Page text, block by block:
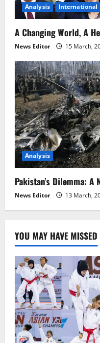
Analysis International
A Changing World, A
News Editor 15 March,
Analysis
Pakistan’s Dilemma:
News Editor 13 March,
YOU MAY HAVE MISSED